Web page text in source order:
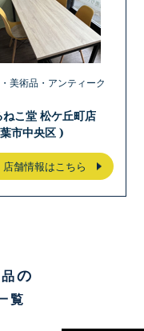
美術品・アンティーク
ねこ堂 松ケ丘町店
市中央区 )
店舗情報はこちら
の
覧